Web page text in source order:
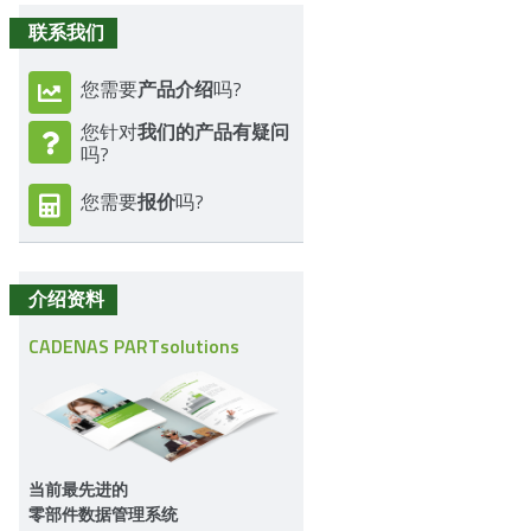
联系我们
您需要产品介绍吗?
您针对我们的产品有疑问
吗?
您需要报价吗?
介绍资料
CADENAS PARTsolutions
当前最先进的
零部件数据管理系统